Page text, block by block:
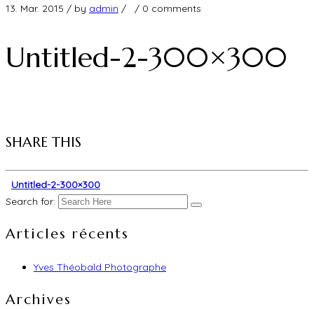
13. Mar. 2015 / by admin / / 0 comments
Untitled-2-300×300
SHARE THIS
Untitled-2-300×300
Search for:
Articles récents
Yves Théobald Photographe
Archives